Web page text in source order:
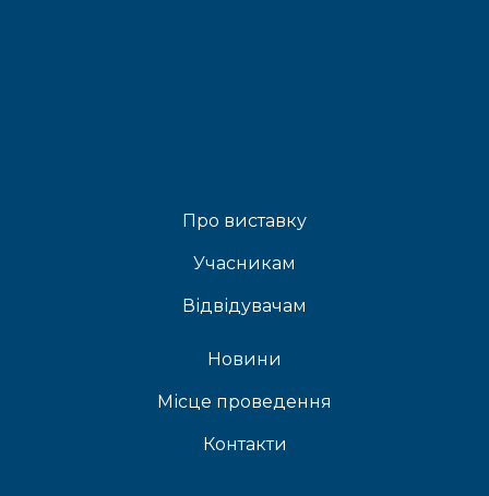
Про виставку
Учасникам
Відвідувачам
Новини
Місце проведення
Контакти